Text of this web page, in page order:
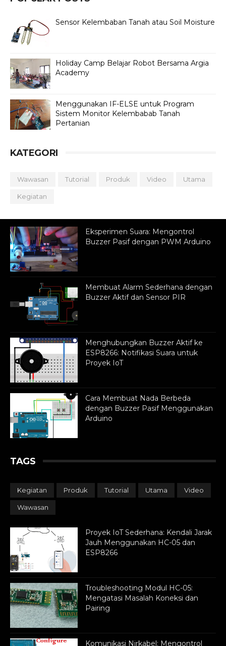
Sensor Kelembaban Tanah atau Soil Moisture
Holiday Camp Belajar Robot Bersama Argia
Academy
Menggunakan IF-ELSE untuk Program
Sistem Monitor Kelembabab Tanah
Pertanian
KATEGORI
Wawasan Tutorial Produk Video Utama
Kegiatan
Eksperimen Suara: Mengontrol
Buzzer Pasif dengan PWM Arduino
Membuat Alarm Sederhana dengan
Buzzer Aktif dan Sensor PIR
Menghubungkan Buzzer Aktif ke
ESP8266: Notifikasi Suara untuk
Proyek IoT
Cara Membuat Nada Berbeda
dengan Buzzer Pasif Menggunakan
Arduino
TAGS
Kegiatan Produk Tutorial Utama Video
Wawasan
Proyek IoT Sederhana: Kendali Jarak
Jauh Menggunakan HC-05 dan
ESP8266
Troubleshooting Modul HC-05:
Mengatasi Masalah Koneksi dan
Pairing
Komunikasi Nirkabel: Mengontrol